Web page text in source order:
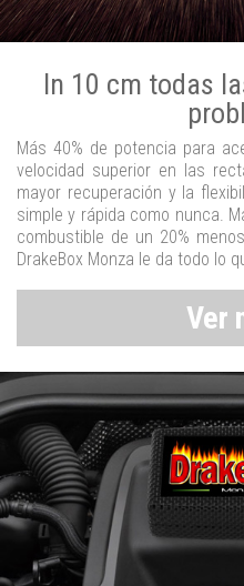
In 10 cm todas
Más 40% de potencia para
velocidad superior en las
mayor recuperación y la
simple y rápida como nunca.
combustible de un 20%
DrakeBox Monza le da todo lo
Ver